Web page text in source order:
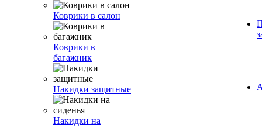
Коврики в салон
Коврики в
багажник
Накидки защитные
Накидки на